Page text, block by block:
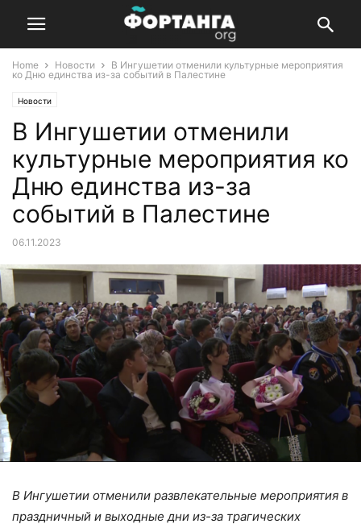
Home Новости
В Ингушетии отменили культурные мероприятия
ко Дню единства из-за событий в Палестине
Новости
В Ингушетии отменили
культурные мероприятия ко
Дню единства из-за
событий в Палестине
06.11.2023
В Ингушетии отменили развлекательные мероприятия в
праздничный и выходные дни из-за трагических